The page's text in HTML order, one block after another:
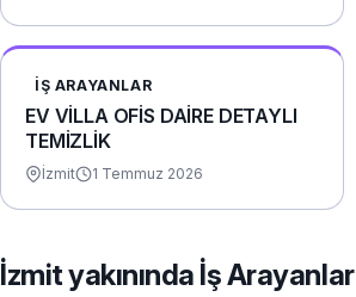
İŞ ARAYANLAR
EV VİLLA OFİS DAİRE DETAYLI
TEMİZLİK
İzmit 1 Temmuz 2026
İzmit yakınında İş Arayanlar